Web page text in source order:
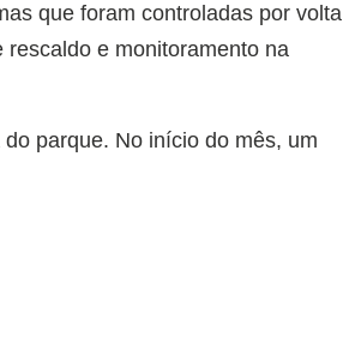
que foram controladas por volta
e monitoramento na
parque. No início do mês, um